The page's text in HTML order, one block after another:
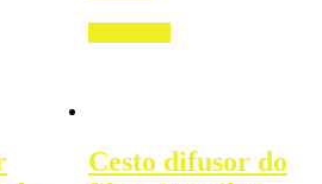
Cesto difusor do